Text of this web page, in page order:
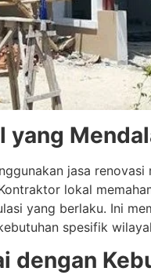
yang
jasa
lokal
yang berlaku. Ini
spesifik
dengan